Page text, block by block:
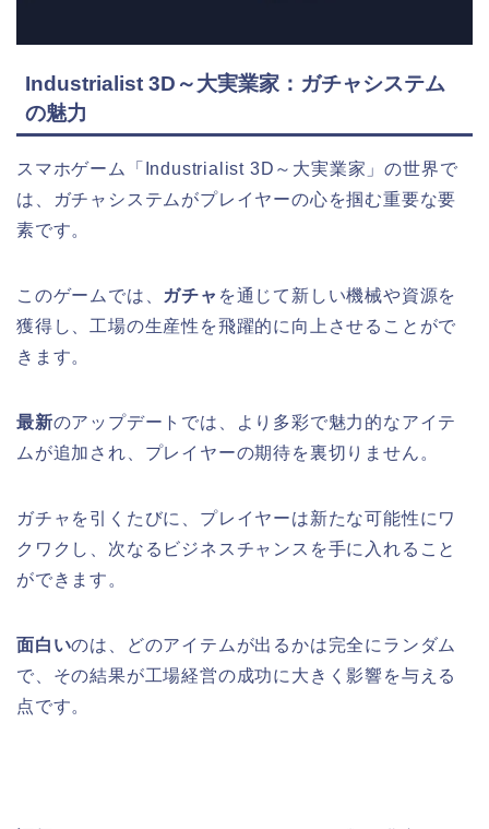
Industrialist 3D～大実業家：ガチャシステム
の魅力
スマホゲーム「Industrialist 3D～大実業家」の世界で
は、ガチャシステムがプレイヤーの心を掴む重要な要
素です。
このゲームでは、 ガチャ を通じて新しい機械や資源を
獲得し、工場の生産性を飛躍的に向上させることがで
きます。
最新のアップデートでは、より多彩で魅力的なアイテ
ムが追加され、プレイヤーの期待を裏切りません。
ガチャを引くたびに、プレイヤーは新たな可能性にワ
クワクし、次なるビジネスチャンスを手に入れること
ができます。
面白いのは、どのアイテムが出るかは完全にランダム
で、その結果が工場経営の成功に大きく影響を与える
点です。